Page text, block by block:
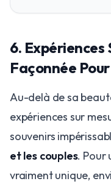
6. Expériences
Façonnée
Au-delà de sa
expériences sur
souvenirs
et les couples. Pour
vraiment unique,